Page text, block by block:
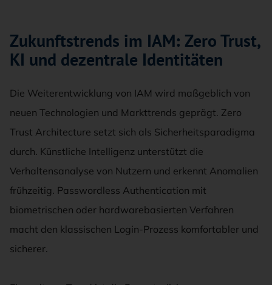
Zukunftstrends im IAM: Zero Trust,
KI und dezentrale Identitäten
Die Weiterentwicklung von IAM wird maßgeblich von
neuen Technologien und Markttrends geprägt. Zero
Trust Architecture setzt sich als Sicherheitsparadigma
durch. Künstliche Intelligenz unterstützt die
Verhaltensanalyse von Nutzern und erkennt Anomalien
frühzeitig. Passwordless Authentication mit
biometrischen oder hardwarebasierten Verfahren
macht den klassischen Login-Prozess komfortabler und
sicherer.